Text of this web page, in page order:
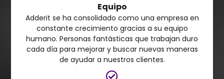
Equipo
Adderit se ha consolidado como una empresa en
constante crecimiento gracias a su equipo
humano. Personas fantásticas que trabajan duro
cada día para mejorar y buscar nuevas maneras
de ayudar a nuestros clientes.